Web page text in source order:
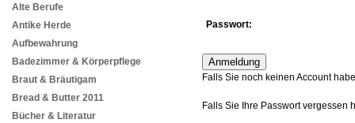
Alte Berufe
Antike Herde
Aufbewahrung
Badezimmer & Körperpflege
Braut & Bräutigam
Bread & Butter 2011
Bücher & Literatur
Passwort:
Falls Sie noch keinen Account
Falls Sie Ihre Passwort vergessen